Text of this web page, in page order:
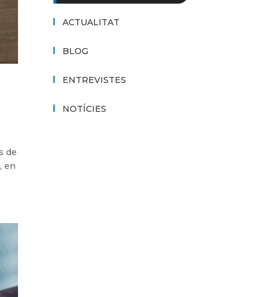
de
en
ACTUALITAT
BLOG
ENTREVISTES
NOTÍCIES